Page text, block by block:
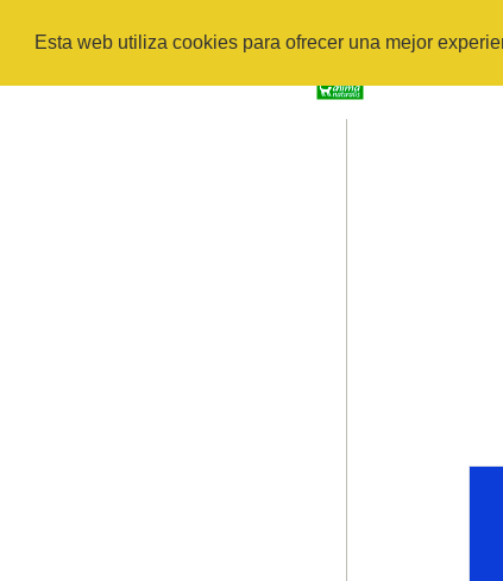
Esta web utiliza cookies para ofrecer una mejor